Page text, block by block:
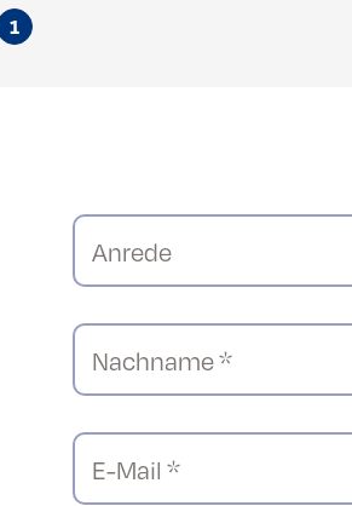
1
Anrede
Nachname *
E-Mail *